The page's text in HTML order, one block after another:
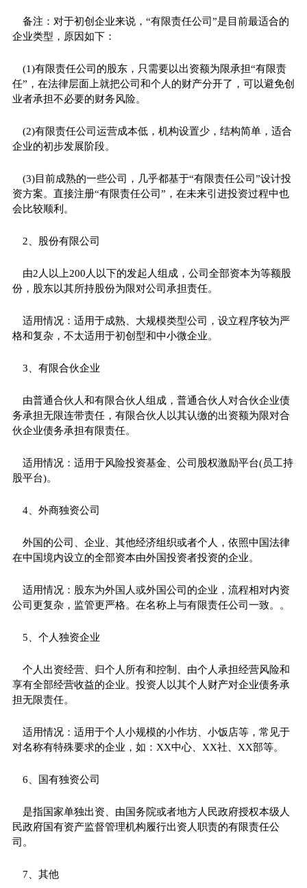
备注：对于初创企业来说，“有限责任公司”是目前最适合的
企业类型，原因如下：
(1)有限责任公司的股东，只需要以出资额为限承担“有限责
任”，在法律层面上就把公司和个人的财产分开了，可以避免创
业者承担不必要的财务风险。
(2)有限责任公司运营成本低，机构设置少，结构简单，适合
企业的初步发展阶段。
(3)目前成熟的一些公司，几乎都基于“有限责任公司”设计投
资方案。直接注册“有限责任公司”，在未来引进投资过程中也
会比较顺利。
2、股份有限公司
由2人以上200人以下的发起人组成，公司全部资本为等额股
份，股东以其所持股份为限对公司承担责任。
适用情况：适用于成熟、大规模类型公司，设立程序较为严
格和复杂，不太适用于初创型和中小微企业。
3、有限合伙企业
由普通合伙人和有限合伙人组成，普通合伙人对合伙企业债
务承担无限连带责任，有限合伙人以其认缴的出资额为限对合
伙企业债务承担有限责任。
适用情况：适用于风险投资基金、公司股权激励平台(员工持
股平台)。
4、外商独资公司
外国的公司、企业、其他经济组织或者个人，依照中国法律
在中国境内设立的全部资本由外国投资者投资的企业。
适用情况：股东为外国人或外国公司的企业，流程相对内资
公司更复杂，监管更严格。在名称上与有限责任公司一致。。
5、个人独资企业
个人出资经营、归个人所有和控制、由个人承担经营风险和
享有全部经营收益的企业。投资人以其个人财产对企业债务承
担无限责任。
适用情况：适用于个人小规模的小作坊、小饭店等，常见于
对名称有特殊要求的企业，如：XX中心、XX社、XX部等。
6、国有独资公司
是指国家单独出资、由国务院或者地方人民政府授权本级人
民政府国有资产监督管理机构履行出资人职责的有限责任公
司。
7、其他